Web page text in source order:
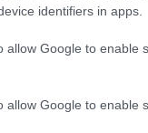
identifiers in apps.
allow Google to enable
allow Google to enable